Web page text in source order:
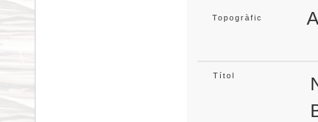
Topogràfic
Títol